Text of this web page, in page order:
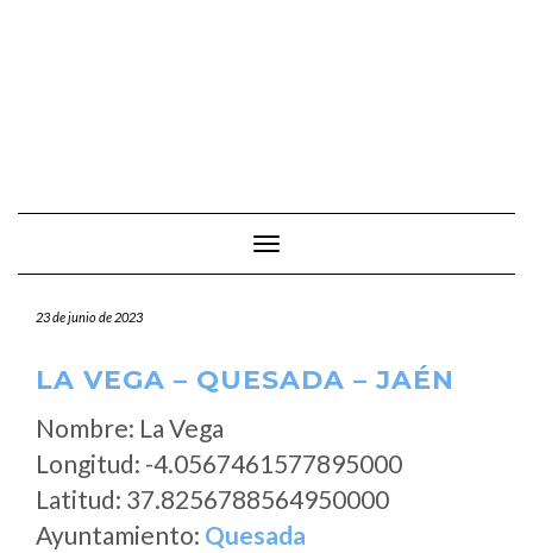
Cambiar modo de navegación
23 de junio de 2023
LA VEGA – QUESADA – JAÉN
Nombre: La Vega
Longitud: -4.0567461577895000
Latitud: 37.8256788564950000
Ayuntamiento: Quesada